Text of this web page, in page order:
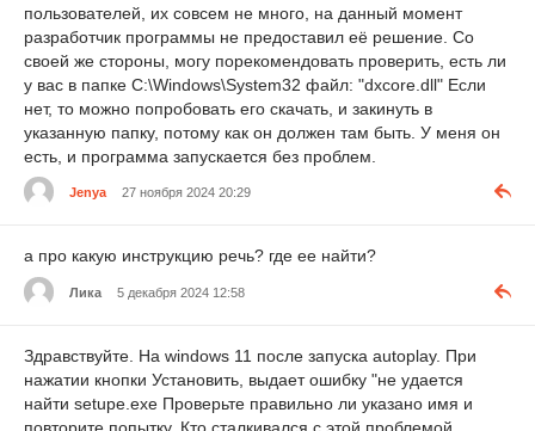
пользователей, их совсем не много, на данный момент
разработчик программы не предоставил её решение. Со
своей же стороны, могу порекомендовать проверить, есть ли
у вас в папке C:\Windows\System32 файл: "dxcore.dll" Если
нет, то можно попробовать его скачать, и закинуть в
указанную папку, потому как он должен там быть. У меня он
есть, и программа запускается без проблем.
Jenya 27 ноября 2024 20:29
а про какую инструкцию речь? где ее найти?
Лика 5 декабря 2024 12:58
Здравствуйте. На windows 11 после запуска autoplay. При
нажатии кнопки Установить, выдает ошибку "не удается
найти setupe.exe Проверьте правильно ли указано имя и